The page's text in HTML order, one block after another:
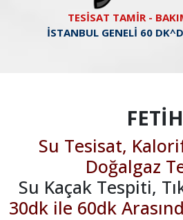
TESİSAT TAMİR -
İSTANBUL GENELİ 60
FETİH
Su Tesisat,
Doğalgaz
Su Kaçak Tespiti,
30dk ile 60dk